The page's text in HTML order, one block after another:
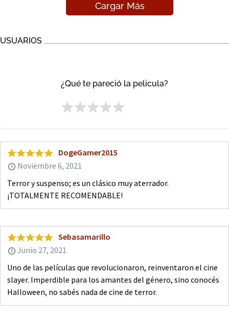
Cargar Más
USUARIOS
¿Qué te pareció la pelicula?
DogeGamer2015
Noviembre 6, 2021
Terror y suspenso; es un clásico muy aterrador.
¡TOTALMENTE RECOMENDABLE!
Sebasamarillo
Junio 27, 2021
Uno de las películas que revolucionaron, reinventaron el cine
slayer. Imperdible para los amantes del género, sino conocés
Halloween, no sabés nada de cine de terror.